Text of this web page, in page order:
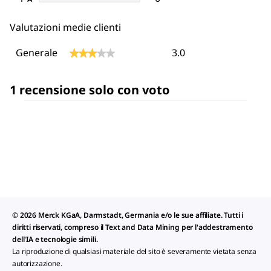
Valutazioni medie clienti
Generale
★★★★★
★★★★★ 3.0
1 recensione solo con voto
© 2026 Merck KGaA, Darmstadt, Germania e/o le sue affiliate. Tutti i
diritti riservati, compreso il Text and Data Mining per l'addestramento
dell'IA e tecnologie simili.
La riproduzione di qualsiasi materiale del sito è severamente vietata senza
autorizzazione.